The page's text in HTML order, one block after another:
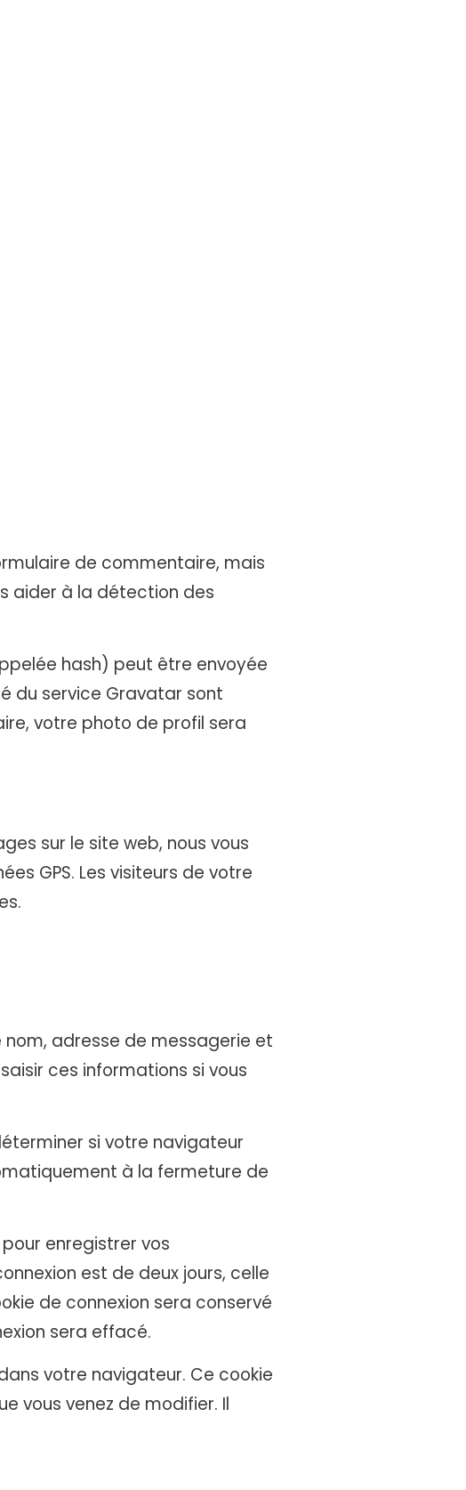
de commentaire, mais
aider à la détection des
hash) peut être envoyée
du service Gravatar sont
votre photo de profil sera
sur le site web, nous vous
GPS. Les visiteurs de votre
nom, adresse de messagerie et
ces informations si vous
si votre navigateur
à la fermeture de
enregistrer vos
est de deux jours, celle
de connexion sera conservé
sera effacé.
votre navigateur. Ce cookie
vous venez de modifier. Il